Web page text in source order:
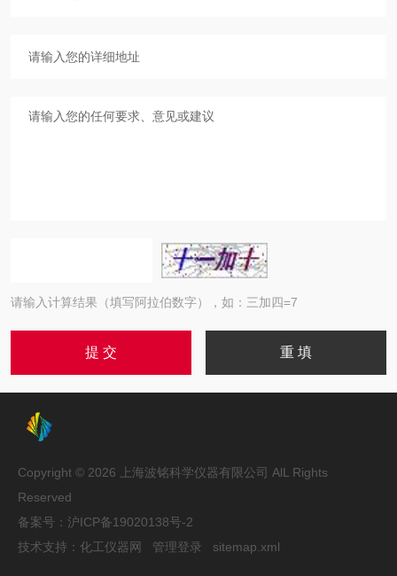
请输入计算结果（填写阿拉伯数字），如：三加四=7
Copyright © 2026 上海波铭科学仪器有限公司 AlL Rights
Reserved
备案号： 沪ICP备19020138号-2
技术支持： 化工仪器网 管理登录 sitemap.xml